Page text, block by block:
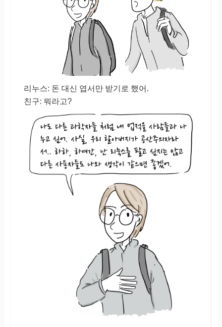
리누스: 돈 대신 엽서만 받기로 했어.
친구: 뭐라고?